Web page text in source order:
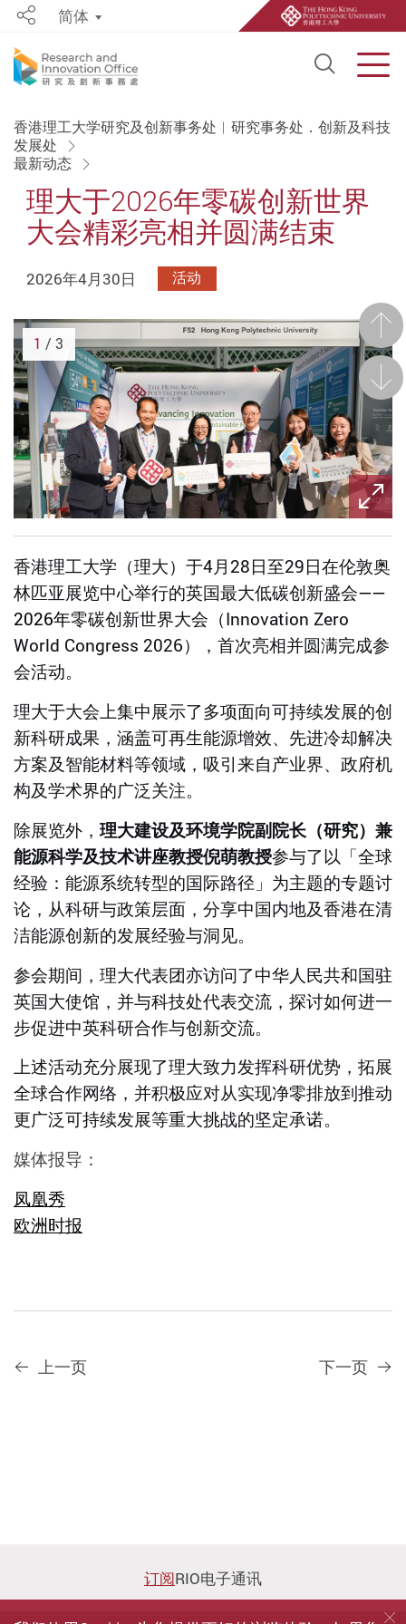
Open
Share简体
香港理工大学研究及创新事务处︱研究事务处．创新及科技
发展处
最新动态
理大于2026年零碳创新世界
大会精彩亮相并圆满结束
2026年4月30日 活动
前
后一
1 / 3
香港理工大学（理大）于4月28日至29日在伦敦奥
林匹亚展览中心举行的英国最大低碳创新盛会——
2026年零碳创新世界大会（Innovation Zero
World Congress 2026），首次亮相并圆满完成参
会活动。
理大于大会上集中展示了多项面向可持续发展的创
新科研成果，涵盖可再生能源增效、先进冷却解决
方案及智能材料等领域，吸引来自产业界、政府机
构及学术界的广泛关注。
除展览外， 理大建设及环境学院副院长（研究）兼
能源科学及技术讲座教授倪萌教授参与了以「全球
经验：能源系统转型的国际路径」为主题的专题讨
论，从科研与政策层面，分享中国内地及香港在清
洁能源创新的发展经验与洞见。
参会期间，理大代表团亦访问了中华人民共和国驻
英国大使馆，并与科技处代表交流，探讨如何进一
步促进中英科研合作与创新交流。
上述活动充分展现了理大致力发挥科研优势，拓展
全球合作网络，并积极应对从实现净零排放到推动
更广泛可持续发展等重大挑战的坚定承诺。
媒体报导：
凤凰秀
欧洲时报
上一页 下一页
订阅RIO电子通讯